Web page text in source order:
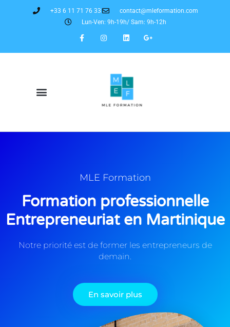
+33 6 11 71 76 33
contact@mleformation.com
Lun-Ven: 9h-19h/ Sam: 9h-12h
MLE Formation
Formation professionnelle
Entrepreneuriat en Martinique
Notre priorité est de former les entrepreneurs de
demain.
En savoir plus